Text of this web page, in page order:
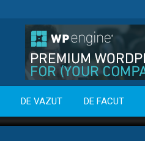
DE VAZUT DE FACUT